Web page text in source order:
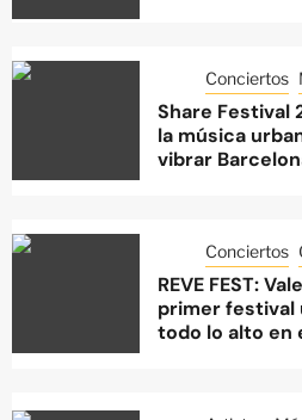
Conciertos
Share Festival
la música
vibrar
Conciertos
REVE FEST:
primer festival
todo lo alto en